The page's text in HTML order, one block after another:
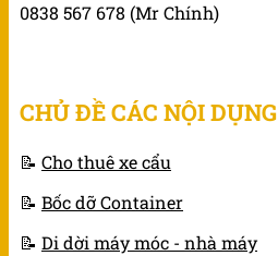
0838 567 678 (Mr Chính)
CHỦ ĐỀ CÁC NỘI DỤNG
📝 Cho thuê xe cẩu
📝 Bốc dỡ Container
📝 Di dời máy móc - nhà máy